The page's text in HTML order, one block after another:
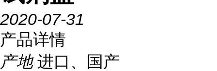
2020-07-31
产品详情
产地 进口、国产